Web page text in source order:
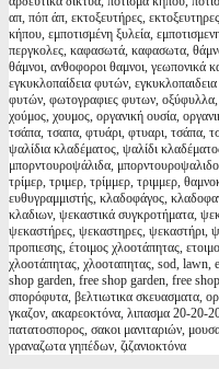
απ, πόπ άπ, εκτοξευτήρες,
κήπου, εμποτισμένη ξυλεία,
περγκολες, καφασωτά, καφασωτα,
θάμνοι, ανθοφοροι θαμνοι, γεωπονικά
εγκυκλοπαίδεια φυτών,
φυτών, φωτογραφιες φυτων,
χούμος, χουμος, οργανική ουσία,
τσάπα, τσαπα, φτυάρι, φτυαρι, τσάπα,
ψαλίδια κλαδέματος, ψαλίδι
μπορντουροψάλιδα,
τρίμερ, τριμερ, τρίμμερ, τριμμερ,
ευθυγραμμιστής, κλαδοφάγος,
κλαδιων, ψεκαστικά συγκροτήματα,
ψεκαστήρες, ψεκαστηρες, ψεκαστήρι,
προπιεσης, έτοιμος χλοοτάπητας,
χλοοτάπητας, χλοοταπητας, sod, lawn,
shop garden, free shop garden, free
σπορόφυτα, βελτιωτικα σκευασματα,
γκαζον, ακαρεοκτόνα, λιπασμα 20-20-
πατατοσπορος, σακοι μανιταριών,
γραναζωτα γηπέδων, ζιζανιοκτόνα